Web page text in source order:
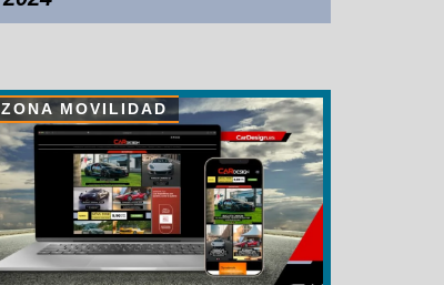
ZONA MOVILIDAD